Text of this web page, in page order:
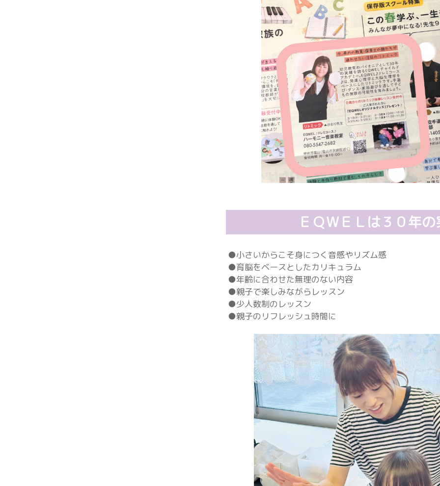
ＥＱＷＥＬは３０年の
●小さいからこそ身につく音感やリズム感
●育脳をベースとしたカリキュラム
●年齢に合わせた無理のない内容
●親子で楽しみながらレッスン
●少人数制のレッスン
●親子のリフレッシュ時間に